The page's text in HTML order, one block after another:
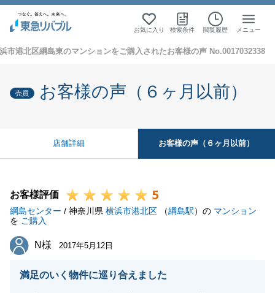
お気に入り 検索条件 閲覧履歴 メニュー
市港北区綱島東のマンションをご購入されたお客様の声 No.0017032338
売買 お客様の声（６ヶ月以前）
店舗詳細 お客様の声（６ヶ月以前）
お客様評価 5
綱島センター / 神奈川県 横浜市港北区 （綱島駅）の マンション
を ご購入
N様
N様 2017年5月12日
満足のいく物件に巡り合えました